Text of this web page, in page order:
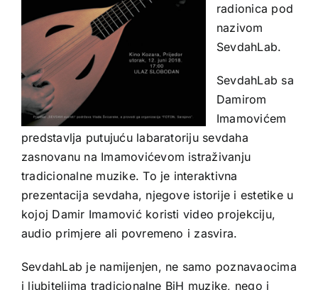
radionica pod
nazivom
SevdahLab.
SevdahLab sa
Damirom
Imamovićem
predstavlja putujuću labaratoriju sevdaha
zasnovanu na Imamovićevom istraživanju
tradicionalne muzike. To je interaktivna
prezentacija sevdaha, njegove istorije i estetike u
kojoj Damir Imamović koristi video projekciju,
audio primjere ali povremeno i zasvira.
SevdahLab je namijenjen, ne samo poznavaocima
i ljubiteljima tradicionalne BiH muzike, nego i